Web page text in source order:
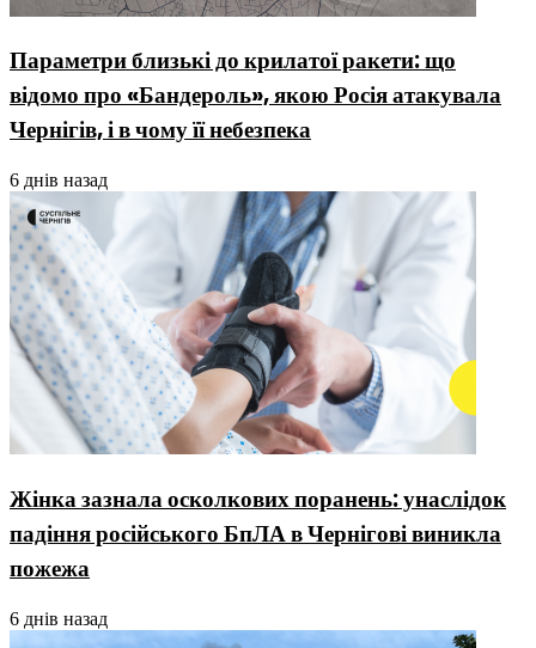
Параметри близькі до крилатої ракети: що
відомо про «Бандероль», якою Росія атакувала
Чернігів, і в чому її небезпека
6 днів назад
Жінка зазнала осколкових поранень: унаслідок
падіння російського БпЛА в Чернігові виникла
пожежа
6 днів назад